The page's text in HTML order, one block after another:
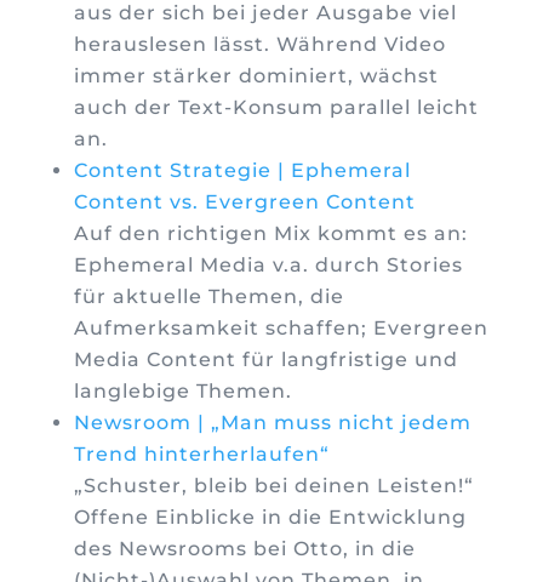
aus der sich bei jeder Ausgabe viel
herauslesen lässt. Während Video
immer stärker dominiert, wächst
auch der Text-Konsum parallel leicht
an.
Content Strategie | Ephemeral
Content vs. Evergreen Content
Auf den richtigen Mix kommt es an:
Ephemeral Media v.a. durch Stories
für aktuelle Themen, die
Aufmerksamkeit schaffen; Evergreen
Media Content für langfristige und
langlebige Themen.
Newsroom | „Man muss nicht jedem
Trend hinterherlaufen“
„Schuster, bleib bei deinen Leisten!“
Offene Einblicke in die Entwicklung
des Newsrooms bei Otto, in die